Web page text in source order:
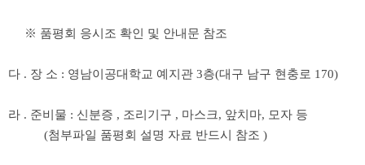
※ 품평회 응시조 확인 및 안내문 참조
다 . 장 소 : 영남이공대학교 예지관 3층(대구 남구 현충로 170)
라 . 준비물 : 신분증 , 조리기구 , 마스크, 앞치마, 모자 등
(첨부파일 품평회 설명 자료 반드시 참조 )